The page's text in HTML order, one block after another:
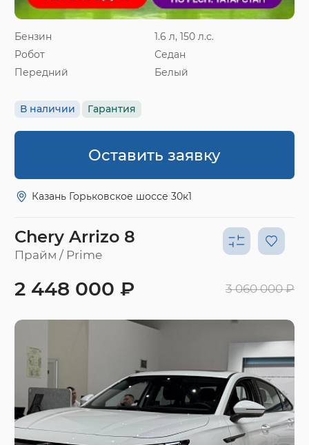
Бензин
1.6 л, 150 л.с.
Робот
Седан
Передний
Белый
В наличии Гарантия
Оставить заявку
Казань Горьковское шоссе 30к1
Chery Arrizo 8
Прайм / Prime
2 448 000 ₽ 3 060 000 ₽